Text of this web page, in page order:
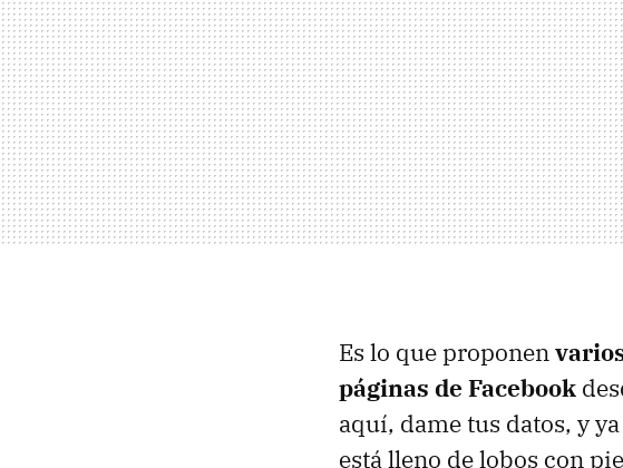
Es lo que proponen
páginas de Facebook
aquí, dame tus datos, y
está lleno de lobos con